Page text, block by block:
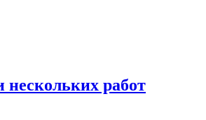
нескольких работ